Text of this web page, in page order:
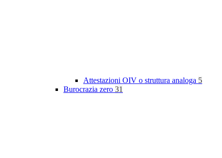
Attestazioni OIV o struttura analoga 5
Burocrazia zero 31